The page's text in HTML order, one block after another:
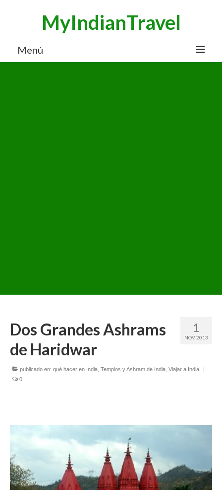
MyIndianTravel
Menú
1
NOV 2013
Dos Grandes Ashrams
de Haridwar
publicado en: qué hacer en India Templos y Ashram de India Viajar a India
|
0